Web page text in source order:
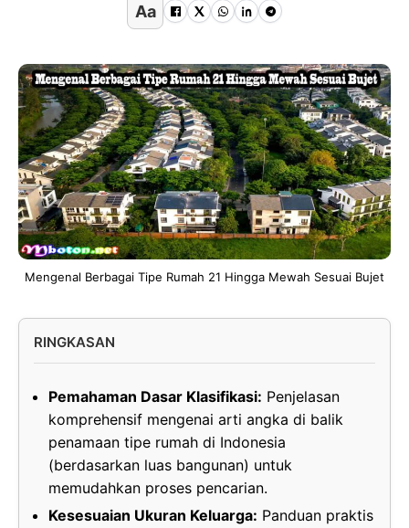
Aa
Mengenal Berbagai Tipe Rumah 21 Hingga Mewah Sesuai Bujet
RINGKASAN
Pemahaman Dasar Klasifikasi: Penjelasan
komprehensif mengenai arti angka di balik
penamaan tipe rumah di Indonesia
(berdasarkan luas bangunan) untuk
memudahkan proses pencarian.
Kesesuaian Ukuran Keluarga: Panduan praktis